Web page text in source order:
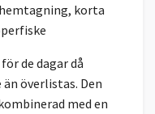
korta
de dagar då
överlistas. Den
med en